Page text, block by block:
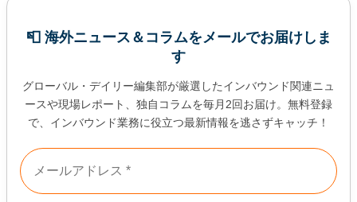
📮 海外ニュース＆コラムをメールでお届けしま
す
グローバル・デイリー編集部が厳選したインバウンド関連ニュ
ースや現場レポート、独自コラムを毎月2回お届け。無料登録
で、インバウンド業務に役立つ最新情報を逃さずキャッチ！